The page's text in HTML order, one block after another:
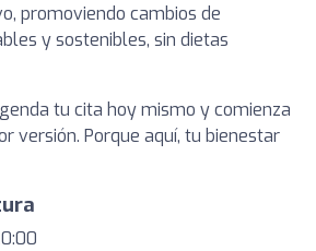
promoviendo cambios de
y sostenibles, sin dietas
tu cita hoy mismo y comienza
versión. Porque aquí, tu bienestar